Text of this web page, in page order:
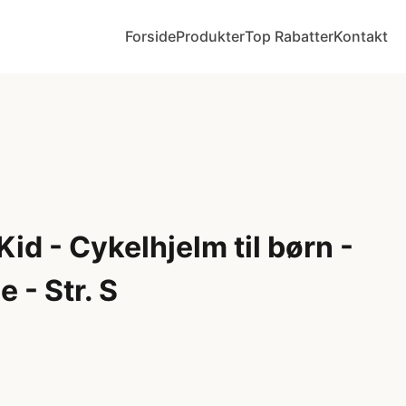
ForsideProdukterTop RabatterKontakt
- Cykelhjelm til børn -
- Str. S